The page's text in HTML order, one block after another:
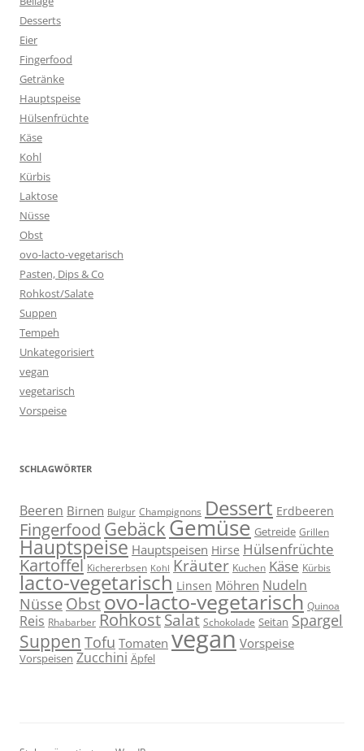
Desserts
Eier
Fingerfood
Getränke
Hauptspeise
Hülsenfrüchte
Käse
Kohl
Kürbis
Laktose
Nüsse
Obst
ovo-lacto-vegetarisch
Pasten, Dips & Co
Rohkost/Salate
Suppen
Tempeh
Unkategorisiert
vegan
vegetarisch
Vorspeise
SCHLAGWÖRTER
Beeren Birnen Bulgur Champignons Dessert Erdbeeren
Fingerfood Gebäck Gemüse Getreide Grillen
Hauptspeise Hauptspeisen Hirse Hülsenfrüchte
Kartoffel Kichererbsen Kohl Kräuter Kuchen Käse Kürbis
lacto-vegetarisch Linsen Möhren Nudeln
Nüsse Obstovo-lacto-vegetarisch Quinoa
Reis Rhabarber Rohkost Salat Schokolade Seitan Spargel
Suppen Tofu Tomaten vegan Vorspeise
Vorspeisen Zucchini Äpfel